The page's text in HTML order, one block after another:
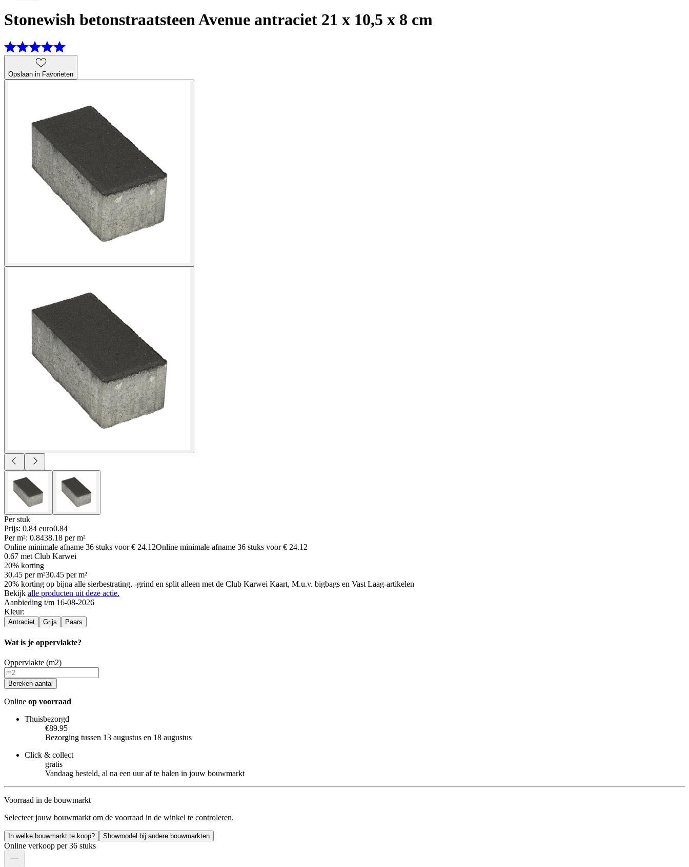
Stonewish betonstraatsteen Avenue antraciet 21 x 10,5 x 8 cm
Opslaan in Favorieten
Per stuk
Prijs: 0.84 euro0.84
Per m²: 0.8438.18 per m²
Online minimale afname 36 stuks voor€ 24.12Online minimale afname 36 stuks voor€ 24.12
0.67 met Club Karwei
20% korting
30.45 per m²30.45 per m²
20% korting op bijna alle sierbestrating, -grind en split alleen met de Club Karwei Kaart, M.u.v. bigbags en Vast Laag-artikelen
Bekijk alle producten uit deze actie.
Aanbieding t/m 16-08-2026
Kleur:
Antraciet Grijs Paars
Wat is je oppervlakte?
Oppervlakte (m2)
Bereken aantal
Online op voorraad
Thuisbezorgd
€89.95
Bezorging tussen 13 augustus en 18 augustus
Click & collect
gratis
Vandaag besteld, al na een uur af te halen in jouw bouwmarkt
Voorraad in de bouwmarkt
Selecteer jouw bouwmarkt om de voorraad in de winkel te controleren.
In welke bouwmarkt te koop? Showmodel bij andere bouwmarkten
Online verkoop per 36 stuks